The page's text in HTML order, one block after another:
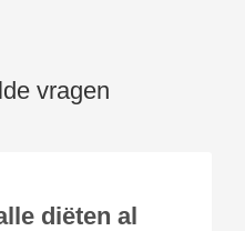
vragen
diëten al